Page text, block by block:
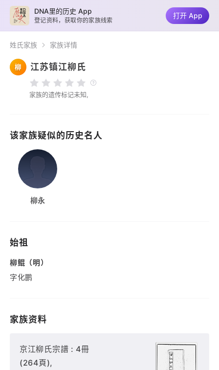
姓氏家族 家族详情
柳 江苏镇江柳氏
家族的遗传标记未知,
该家族疑似的历史名人
柳永
始祖
柳鲲（明）
字化鹏
家族资料
京江柳氏宗譜 : 4冊
(264頁),
DNA里的历史 App
登记资料，获取你的家族线索
打开 App